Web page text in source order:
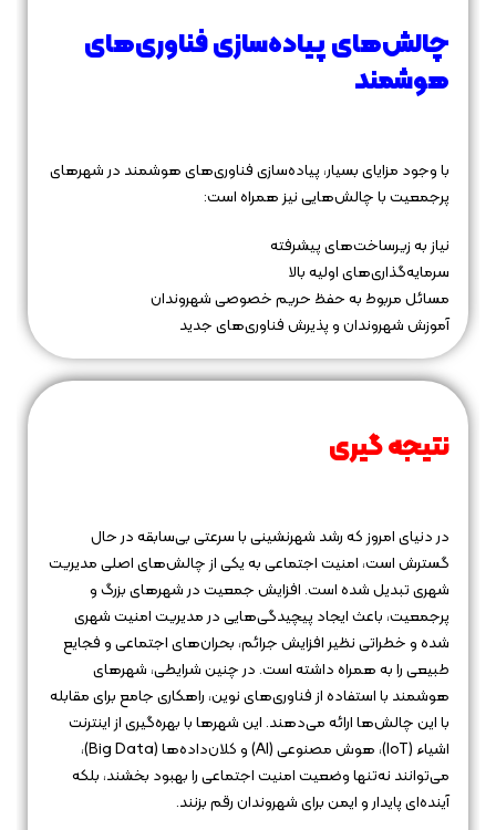
چالش‌های پیاده‌سازی فناوری‌های
هوشمند
با وجود مزایای بسیار، پیاده‌سازی فناوری‌های هوشمند در شهرهای
پرجمعیت با چالش‌هایی نیز همراه است:
نیاز به زیرساخت‌های پیشرفته
سرمایه‌گذاری‌های اولیه بالا
مسائل مربوط به حفظ حریم خصوصی شهروندان
آموزش شهروندان و پذیرش فناوری‌های جدید
نتیجه‌ گیری
در دنیای امروز که رشد شهرنشینی با سرعتی بی‌سابقه در حال
گسترش است، امنیت اجتماعی به یکی از چالش‌های اصلی مدیریت
شهری تبدیل شده است. افزایش جمعیت در شهرهای بزرگ و
پرجمعیت، باعث ایجاد پیچیدگی‌هایی در مدیریت امنیت شهری
شده و خطراتی نظیر افزایش جرائم، بحران‌های اجتماعی و فجایع
طبیعی را به همراه داشته است. در چنین شرایطی، شهرهای
هوشمند با استفاده از فناوری‌های نوین، راهکاری جامع برای مقابله
با این چالش‌ها ارائه می‌دهند. این شهرها با بهره‌گیری از اینترنت
اشیاء (IoT)، هوش مصنوعی (AI) و کلان‌داده‌ها (Big Data)،
می‌توانند نه‌تنها وضعیت امنیت اجتماعی را بهبود بخشند، بلکه
آینده‌ای پایدار و ایمن برای شهروندان رقم بزنند.